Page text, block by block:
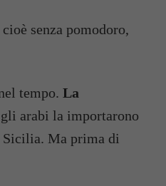
senza pomodoro,
tempo. La
gli arabi la importarono
Sicilia. Ma prima di